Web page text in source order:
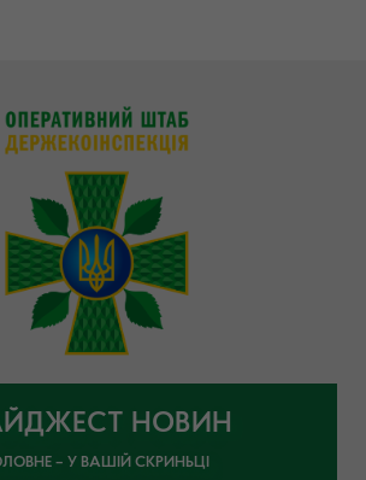
НОВИН
– У ВАШІЙ СКРИНЬЦІ